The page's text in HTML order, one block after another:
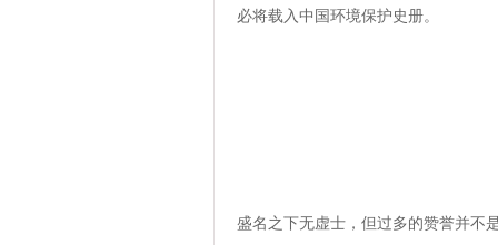
必将载入中国环境保护史册。
盛名之下无虚士，但过多的赞誉并不